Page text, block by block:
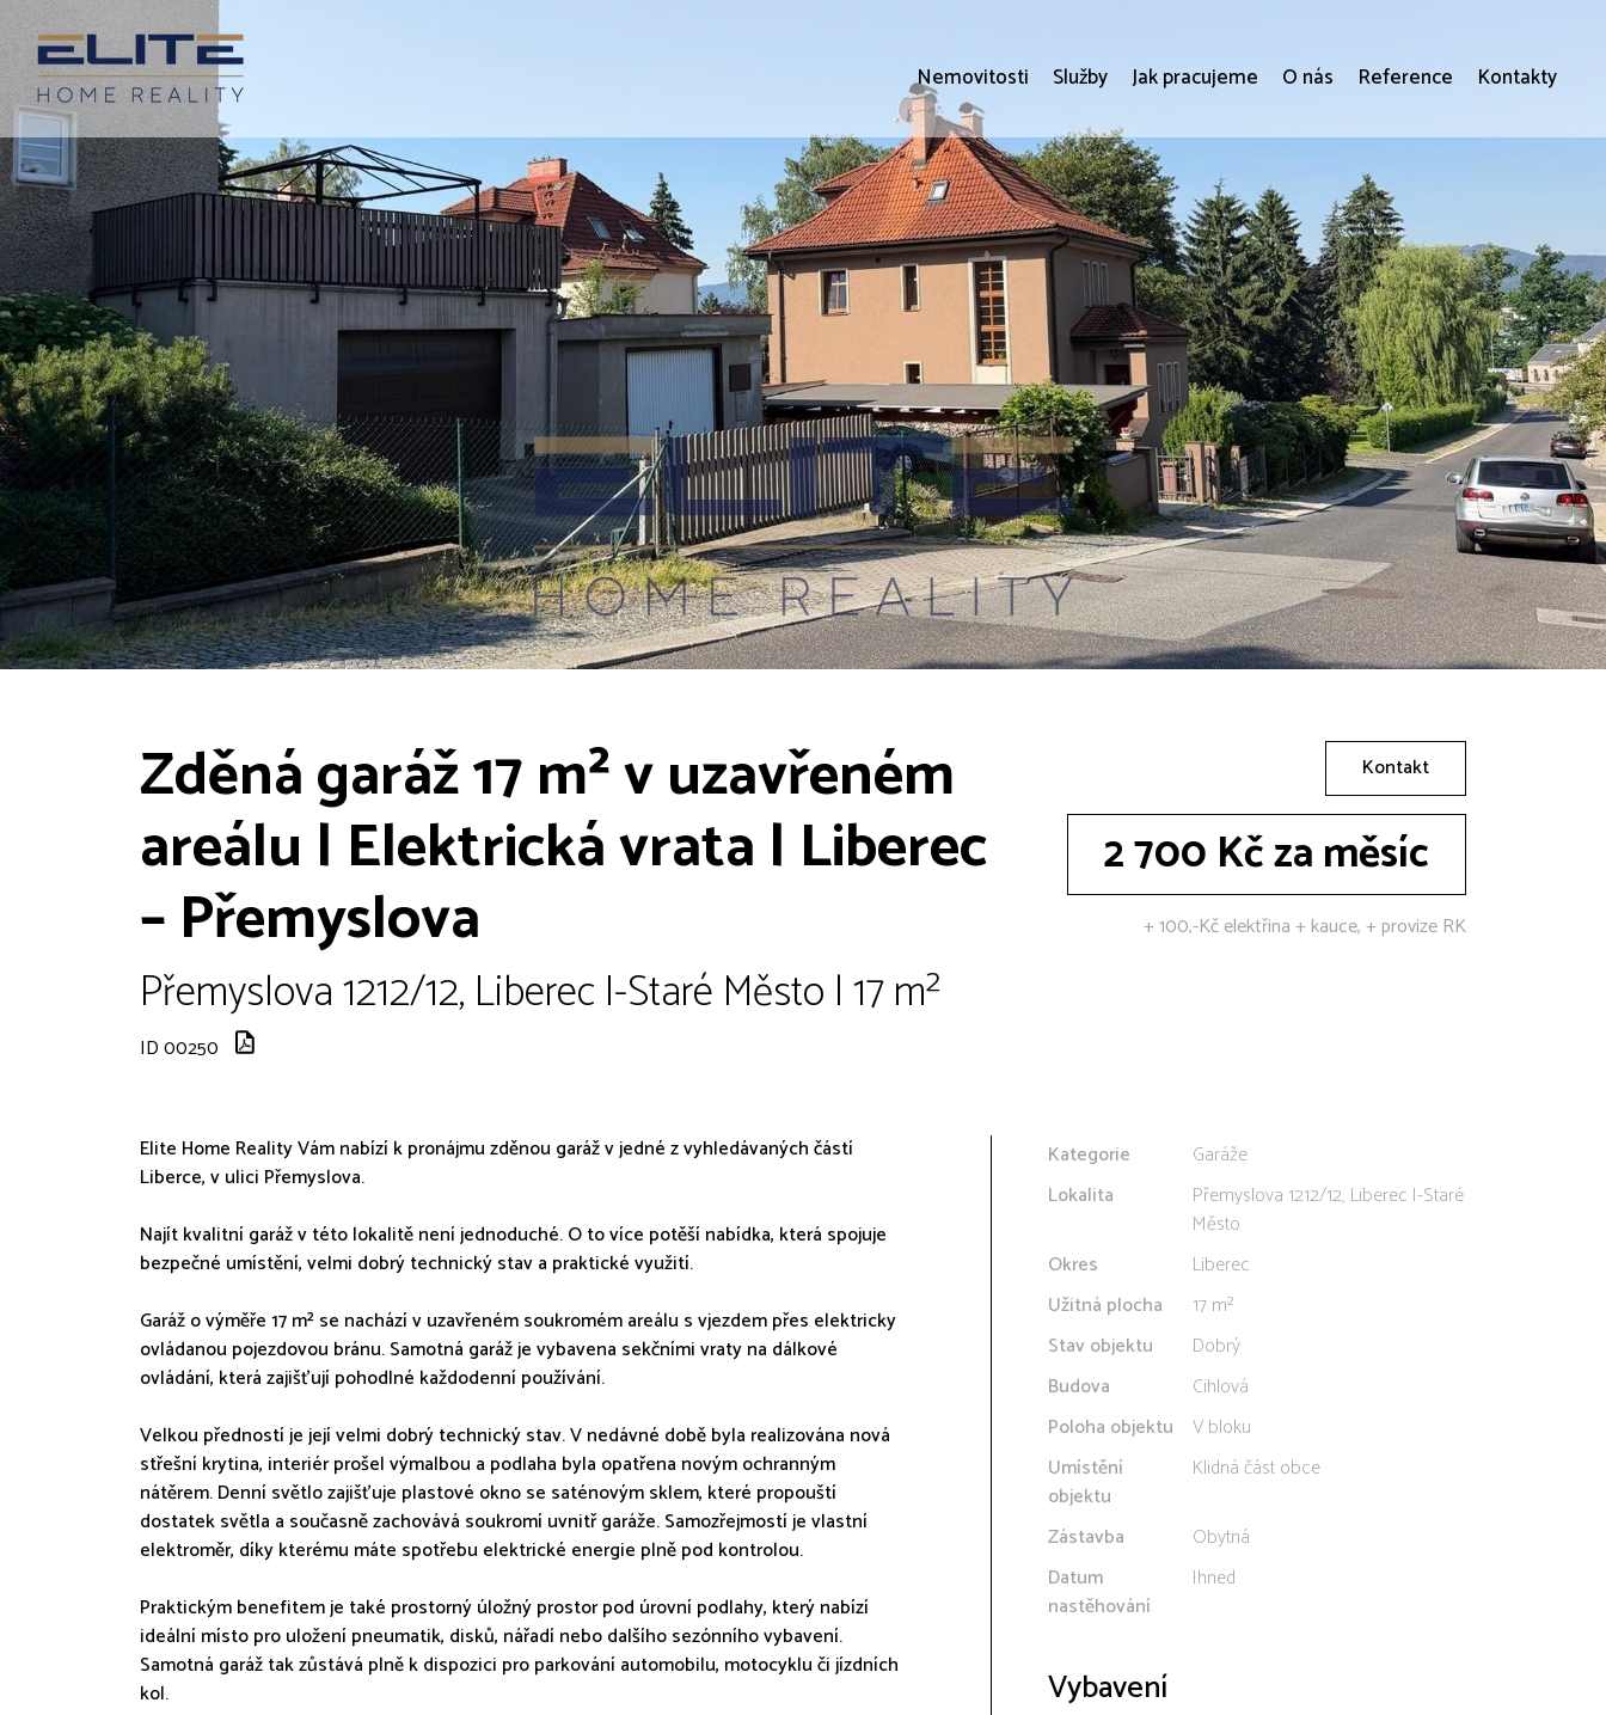
Nemovitosti Služby Jak pracujeme O nás Reference Kontakty
Zděná garáž 17 m² v uzavřeném
areálu | Elektrická vrata | Liberec
– Přemyslova
Přemyslova 1212/12, Liberec I-Staré Město | 17 m²
ID 00250
Kontakt
2 700 Kč za měsíc
+ 100,-Kč elektřina + kauce, + provize RK
Elite Home Reality Vám nabízí k pronájmu zděnou garáž v jedné z vyhledávaných částí
Liberce, v ulici Přemyslova.
Najít kvalitní garáž v této lokalitě není jednoduché. O to více potěší nabídka, která spojuje
bezpečné umístění, velmi dobrý technický stav a praktické využití.
Garáž o výměře 17 m² se nachází v uzavřeném soukromém areálu s vjezdem přes elektricky
ovládanou pojezdovou bránu. Samotná garáž je vybavena sekčními vraty na dálkové
ovládání, která zajišťují pohodlné každodenní používání.
Velkou předností je její velmi dobrý technický stav. V nedávné době byla realizována nová
střešní krytina, interiér prošel výmalbou a podlaha byla opatřena novým ochranným
nátěrem. Denní světlo zajišťuje plastové okno se saténovým sklem, které propouští
dostatek světla a současně zachovává soukromí uvnitř garáže. Samozřejmostí je vlastní
elektroměr, díky kterému máte spotřebu elektrické energie plně pod kontrolou.
Praktickým benefitem je také prostorný úložný prostor pod úrovní podlahy, který nabízí
ideální místo pro uložení pneumatik, disků, nářadí nebo dalšího sezónního vybavení.
Samotná garáž tak zůstává plně k dispozici pro parkování automobilu, motocyklu či jízdních
kol.
Kategorie
Garáže
Lokalita
Přemyslova 1212/12, Liberec I-Staré
Město
Okres
Liberec
Užitná plocha
17 m²
Stav objektu
Dobrý
Budova
Cihlová
Poloha objektu
V bloku
Umístění
objektu
Klidná část obce
Zástavba
Obytná
Datum
nastěhování
Ihned
Vybavení